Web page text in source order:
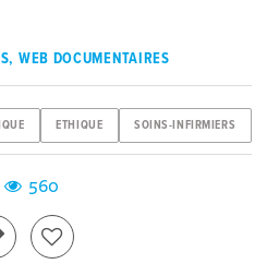
WEB DOCUMENTAIRES
ETHIQUE SOINS-INFIRMIERS
560